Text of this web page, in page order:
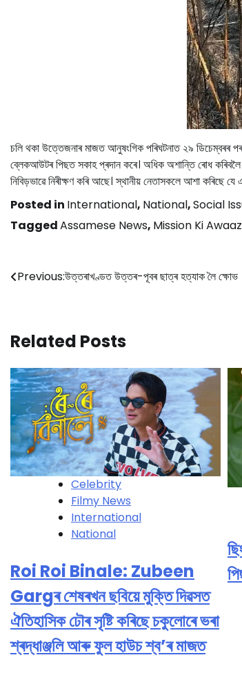
চলি থকা উত্তেজনাৰ মাজত আনুষংগিক পৰিঘটনাত ২৯ ডিচেম্বৰৰ
ব্লেকআউটৰ পিছত সকাহ প্ৰদান কৰে। অধিক অশান্তি ৰোধ কৰিবলৈ
নিবিড়ভাৱে নিৰীক্ষণ কৰি আছে। স্থানীয় নেতাসকলে আশা কৰিছে
Posted in International, National,Social
TaggedAssamese News, Mission Ki
Post
Previous:উত্তৰাখণ্ডত উত্তৰ-পূবৰ ছাত্ৰ হত্যাক লৈ ক্ষোভ
Related Posts
Celebrity
Filmy News
International
National
Roi Roi Binale: Zubeen
Gargৰ শেষৰখন ছবিয়ে মুক্তি দিৱসত
ঐতিহাসিক ঢৌৰ সৃষ্টি কৰিছে চকুলোৰে ভৰা
শ্ৰদ্ধাঞ্জলি আৰু ফুল হাউচ শ্ব’ৰ মাজত